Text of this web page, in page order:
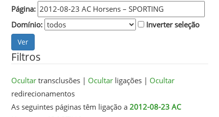
Página:
Domínio:
Inverter seleção
Filtros
Ocultartransclusões | Ocultarligações | Ocultar
redirecionamentos
As seguintes páginas têm ligação a 2012-08-23 AC